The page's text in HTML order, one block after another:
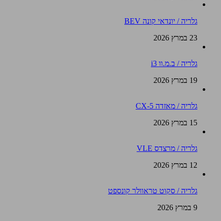
גלריה / יונדאי קונה BEV
23 במרץ 2026
גלריה / ב.מ.וו i3
19 במרץ 2026
גלריה / מאזדה CX-5
15 במרץ 2026
גלריה / מרצדס VLE
12 במרץ 2026
גלריה / סקוט טראוולר קונספט
9 במרץ 2026